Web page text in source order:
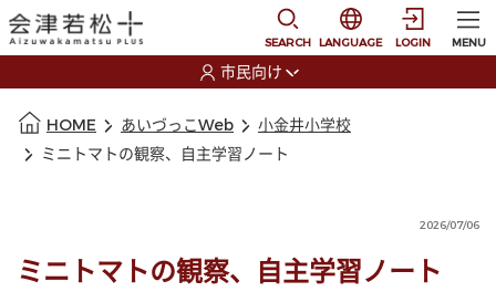
SEARCH
選択すると言語の切
LANGUAGE LOGIN MENU
市民向け
HOME あいづっこWeb
小金井小学校
ミニトマトの観察、自主学習ノート
2026/07/06
ミニトマトの観察、自主学習ノート